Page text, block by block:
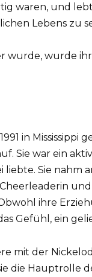
waren, und
Lebens zu
wurde, wurde
in
Sie war ein
liebte. Sie
ihre
Gefühl, ein
mit der
die Hauptrolle